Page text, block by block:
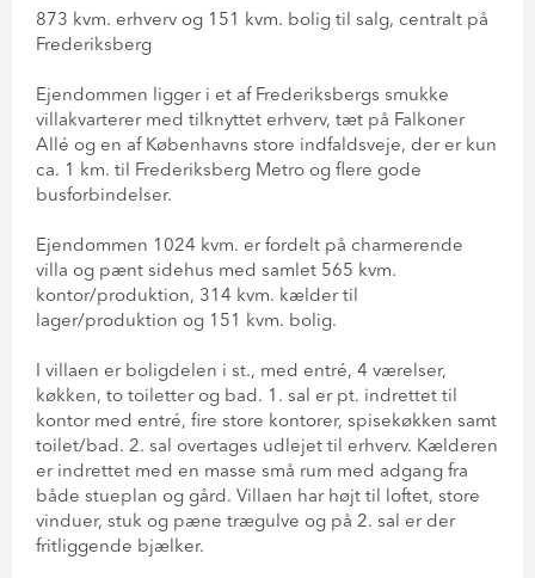
873 kvm. erhverv og 151 kvm. bolig til salg, centralt på
Frederiksberg
Ejendommen ligger i et af Frederiksbergs smukke
villakvarterer med tilknyttet erhverv, tæt på Falkoner
Allé og en af Københavns store indfaldsveje, der er kun
ca. 1 km. til Frederiksberg Metro og flere gode
busforbindelser.
Ejendommen 1024 kvm. er fordelt på charmerende
villa og pænt sidehus med samlet 565 kvm.
kontor/produktion, 314 kvm. kælder til
lager/produktion og 151 kvm. bolig.
I villaen er boligdelen i st., med entré, 4 værelser,
køkken, to toiletter og bad. 1. sal er pt. indrettet til
kontor med entré, fire store kontorer, spisekøkken samt
toilet/bad. 2. sal overtages udlejet til erhverv. Kælderen
er indrettet med en masse små rum med adgang fra
både stueplan og gård. Villaen har højt til loftet, store
vinduer, stuk og pæne trægulve og på 2. sal er der
fritliggende bjælker.